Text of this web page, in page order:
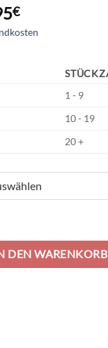
€
1 - 9
10 - 19
20 +
DEN WARENKORB